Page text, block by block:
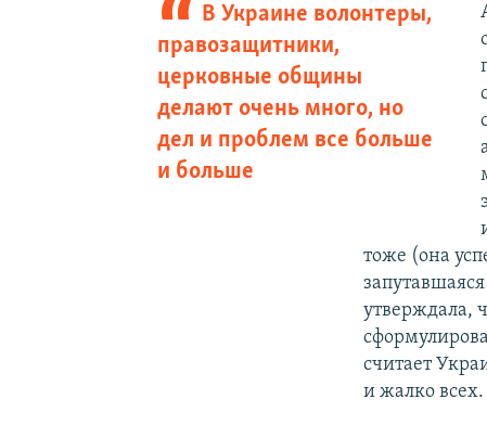
В Украине волонтеры,
правозащитники,
церковные общины
делают очень много, но
дел и проблем все больше
и больше
тоже (она
утверждала,
считает
и жалко всех.